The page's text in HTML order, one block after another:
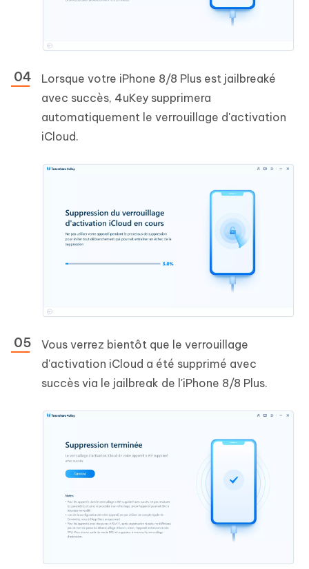
Lorsque votre iPhone 8/8 Plus est jailbreaké
avec succès, 4uKey supprimera
automatiquement le verrouillage d'activation
iCloud.
Vous verrez bientôt que le verrouillage
d'activation iCloud a été supprimé avec
succès via le jailbreak de l'iPhone 8/8 Plus.